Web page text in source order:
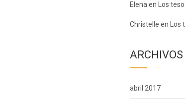
Elena en Los
Christelle en
ARCHIVOS
abril 2017